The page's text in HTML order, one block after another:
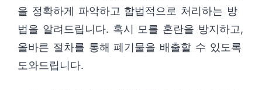
을 정확하게 파악하고 합법적으로 처리하는 방
법을 알려드립니다. 혹시 모를 혼란을 방지하고,
올바른 절차를 통해 폐기물을 배출할 수 있도록
도와드립니다.